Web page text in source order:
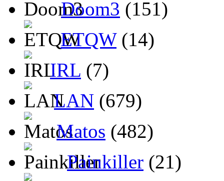
Doom3 (151)
ETQW(14)
IRL (7)
LAN (679)
Matos (482)
Painkiller (21)